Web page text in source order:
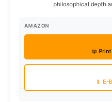
philosophical depth
AMAZON
📖
📱 E-